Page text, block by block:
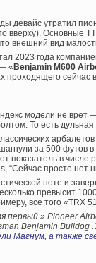
девайс утратил
вверху). Основные
внешний вид
2023 года
«Benjamin M600
проходящего сейчас
модели не врет
То есть
за 500 футов
показатель в
“Сейчас просто нет
ноте и
превысит
все того «TRX
первый » Pioneer
Benjamin Bulldog
Магнум, а также